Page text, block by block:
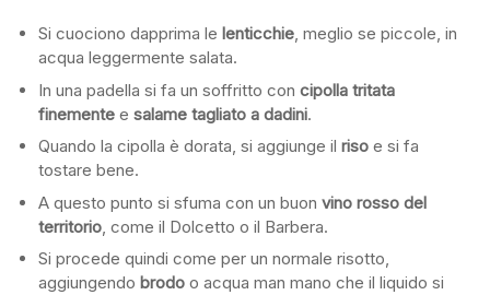
Si cuociono dapprima le lenticchie, meglio se piccole, in
acqua leggermente salata.
In una padella si fa un soffritto con cipolla tritata
finemente e salame tagliato a dadini.
Quando la cipolla è dorata, si aggiunge il riso e si fa
tostare bene.
A questo punto si sfuma con un buon vino rosso del
territorio , come il Dolcetto o il Barbera.
Si procede quindi come per un normale risotto,
aggiungendo brodo o acqua man mano che il liquido si